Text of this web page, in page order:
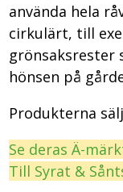
använda hela
cirkulärt, till
hönsen på
Produkterna
Se deras Ä-
Till Syrat &